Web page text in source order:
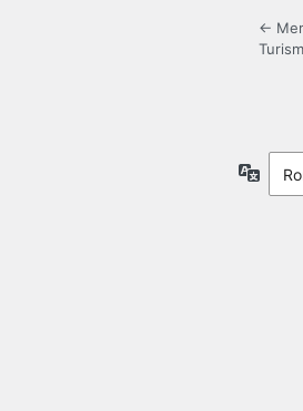
←
Turism
Limbă